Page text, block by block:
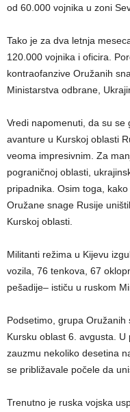
od 60.000 vojnika u zoni
Tako je za dva letnja
120.000 vojnika i oficira.
kontraofanzive Oružanih
Ministarstva odbrane,
Vredi napomenuti, da su se
avanture u Kurskoj oblasti
veoma impresivnim. Za
pograničnoj oblasti,
pripadnika. Osim toga,
Oružane snage Rusije
Kurskoj oblasti.
Militanti režima u Kijevu
vozila, 76 tenkova, 67
pešadije– ističu u ruskom
Podsetimo, grupa Oružanih
Kursku oblast 6. avgusta.
zauzmu nekoliko desetina
se približavale počele da
Trenutno je ruska vojska